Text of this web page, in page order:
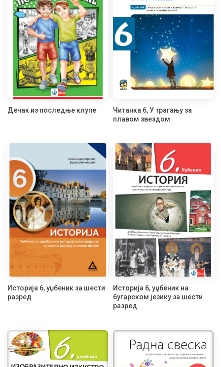
Дечак из последње клупе
Читанка 6, У трагању за
плавом звездом
Историја 6, уџбеник за шести
разред
Историја 6, уџбеник на
бугарском језику за шести
разред